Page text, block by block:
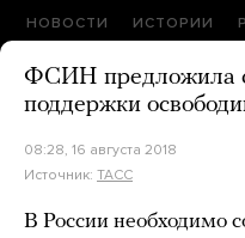
НОВОСТИ ИСТОРИИ
ФСИН предложила
поддержки
08:28, 16 августа 2018
Источник: ТАСС
В России необходимо